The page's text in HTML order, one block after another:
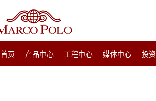
首页 产品中心 工程中心 媒体中心 投